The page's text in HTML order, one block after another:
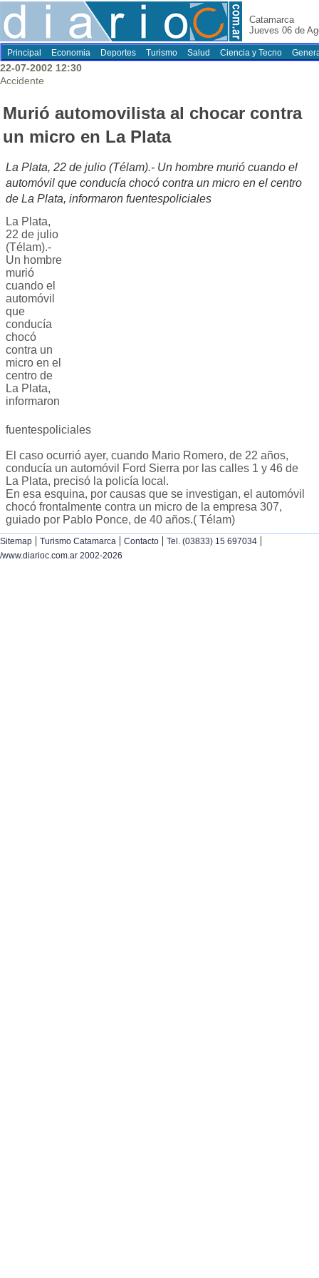
Catamarca
Jueves 06 de
Principal Economia Deportes Turismo Salud Ciencia y Tecno
22-07-2002 12:30
Accidente
Murió automovilista al chocar contra
un micro en La Plata
La Plata, 22 de julio (Télam).- Un hombre murió cuando el
automóvil que conducía chocó contra un micro en el centro
de La Plata, informaron fuentespoliciales
La Plata,
22 de julio
(Télam).-
Un hombre
murió
cuando el
automóvil
que
conducía
chocó
contra un
micro en el
centro de
La Plata,
informaron
fuentespoliciales
El caso ocurrió ayer, cuando Mario Romero, de 22 años,
conducía un automóvil Ford Sierra por las calles 1 y 46 de
La Plata, precisó la policía local.
En esa esquina, por causas que se investigan, el automóvil
chocó frontalmente contra un micro de la empresa 307,
guiado por Pablo Ponce, de 40 años.( Télam)
Sitemap | Turismo Catamarca | Contacto | Tel. (03833) 15 697034 |
/www.diarioc.com.ar 2002-2026